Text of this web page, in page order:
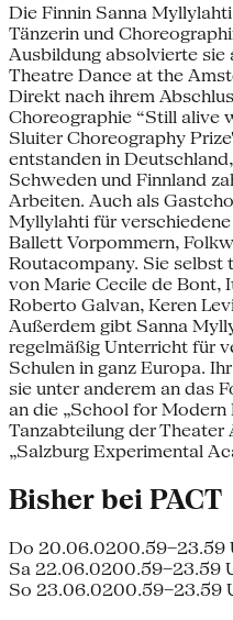
Die Finnin Sanna
Tänzerin und
Ausbildung absolvierte
Theatre Dance at the
Direkt nach ihrem
Choreographie “Still alive
Sluiter Choreography
entstanden in
Schweden und Finnland
Arbeiten. Auch als
Myllylahti für
Ballett Vorpommern,
Routacompany. Sie selbst
von Marie Cecile de Bont,
Roberto Galvan, Keren
Außerdem gibt Sanna
regelmäßig Unterricht für
Schulen in ganz Europa.
sie unter anderem an das
an die „School for Modern
Tanzabteilung der Theater
„Salzburg Experimental
Bisher bei PACT
Do 20.06.0200.59–23.59
Sa 22.06.0200.59–23.59
So 23.06.0200.59–23.59